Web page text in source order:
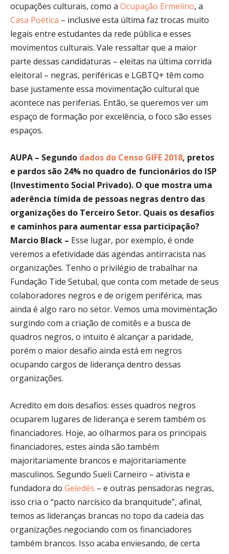
ocupações culturais, como a Ocupação Ermelino, a
Casa Poética – inclusive esta última faz trocas muito
legais entre estudantes da rede pública e esses
movimentos culturais. Vale ressaltar que a maior
parte dessas candidaturas – eleitas na última corrida
eleitoral – negras, periféricas e LGBTQ+ têm como
base justamente essa movimentação cultural que
acontece nas periferias. Então, se queremos ver um
espaço de formação por excelência, o foco são esses
espaços.
AUPA – Segundo dados do Censo GIFE 2018, pretos
e pardos são 24% no quadro de funcionários do ISP
(Investimento Social Privado). O que mostra uma
aderência tímida de pessoas negras dentro das
organizações do Terceiro Setor. Quais os desafios
e caminhos para aumentar essa participação?
Marcio Black – Esse lugar, por exemplo, é onde
veremos a efetividade das agendas antirracista nas
organizações. Tenho o privilégio de trabalhar na
Fundação Tide Setubal, que conta com metade de seus
colaboradores negros e de origem periférica, mas
ainda é algo raro no setor. Vemos uma movimentação
surgindo com a criação de comitês e a busca de
quadros negros, o intuito é alcançar a paridade,
porém o maior desafio ainda está em negros
ocupando cargos de liderança dentro dessas
organizações.
Acredito em dois desafios: esses quadros negros
ocuparem lugares de liderança e serem também os
financiadores. Hoje, ao olharmos para os principais
financiadores, estes ainda são também
majoritariamente brancos e majoritariamente
masculinos. Segundo Sueli Carneiro – ativista e
fundadora do Geledés – e outras pensadoras negras,
isso cria o “pacto narcísico da branquitude”, afinal,
temos as lideranças brancas no topo da cadeia das
organizações negociando com os financiadores
também brancos. Isso acaba enviesando, de certa